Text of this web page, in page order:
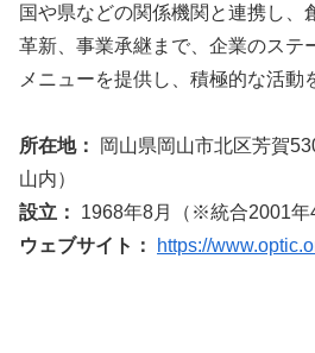
国や県などの関係機関と連携し、
革新、事業承継まで、企業のステ
メニューを提供し、積極的な活動
所在地：
岡山県岡山市北区芳賀
山内）
設立：
1968年8月（※統合2001年4
ウェブサイト：
https://